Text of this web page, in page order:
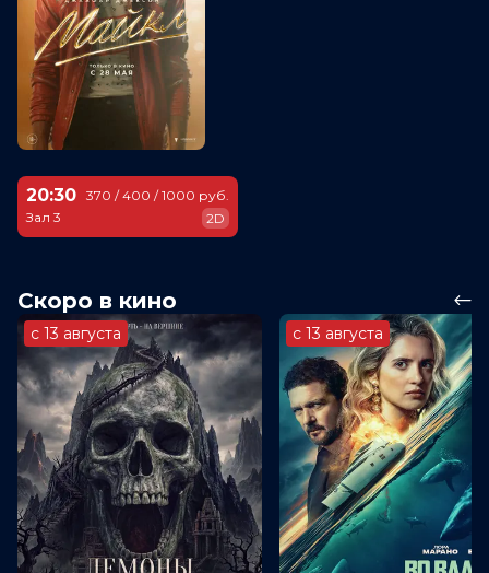
20:30
Зал 3
370 / 400 / 1000 руб.
2D
Скоро в кино
с 13 августа с 13 августа